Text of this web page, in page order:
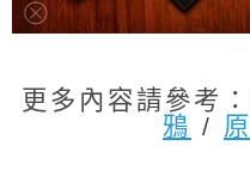
更多內容請參考：